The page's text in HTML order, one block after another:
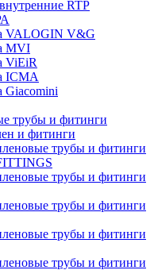
RTP
VALOGIN V&G
MVI
ViEiR
ICMA
Giacomini
трубы и фитинги
и фитинги
трубы и фитинги
трубы и фитинги
трубы и фитинги
трубы и фитинги
трубы и фитинги